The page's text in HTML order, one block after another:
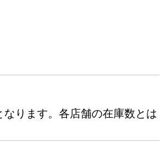
ります。各店舗の在庫数とは